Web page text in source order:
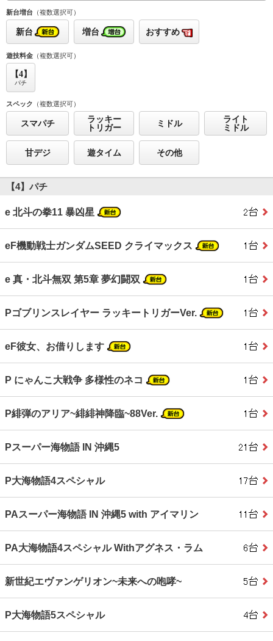
新台増台 （複数選択可）
新台 増台 おすすめ
遊技料金 （複数選択可）
【4】
パチ
スペック （複数選択可）
スマパチ
ラッキー
トリガー
ミドル
ライト
ミドル
甘デジ 遊タイム その他
【4】パチ
e 北斗の拳11 暴凶星
eF機動戦士ガンダムSEED クライマックス
e 真・北斗無双 第5章 夢幻闘双
Pゴブリンスレイヤー ラッキートリガーVer.
eF彼女、お借りします
P にゃんこ大戦争 多様性のネコ
P緋弾のアリア~緋緋神降臨~88Ver.
Pスーパー海物語 IN 沖縄5
P大海物語4スペシャル
PAスーパー海物語 IN 沖縄5 with アイマリン
PA大海物語4スペシャル Withアグネス・ラム
新世紀エヴァンゲリオン~未来への咆哮~
P大海物語5スペシャル